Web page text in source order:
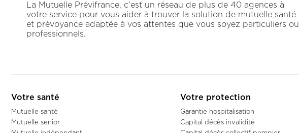
La Mutuelle Prévifrance, c’est un réseau de plus de 40 agences à
votre service pour vous aider à trouver la solution de mutuelle santé
et prévoyance adaptée à vos attentes que vous soyez particuliers ou
professionnels.
Votre santé
Mutuelle santé
Mutuelle senior
Votre protection
Garantie hospitalisation
Capital décès invalidité